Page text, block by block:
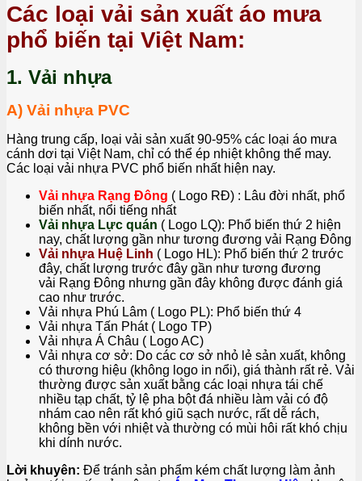
Các loại vải sản xuất áo mưa
phổ biến tại Việt Nam:
1. Vải nhựa
A) Vải nhựa PVC
Hàng trung cấp, loại vải sản xuất 90-95% các loại áo mưa
cánh dơi tại Việt Nam, chỉ có thể ép nhiệt không thể may.
Các loại vải nhựa PVC phổ biến nhất hiện nay.
Vải nhựa Rạng Đông ( Logo RĐ) : Lâu đời nhất, phổ
biến nhất, nổi tiếng nhất
Vải nhựa Lực quán ( Logo LQ): Phổ biến thứ 2 hiện
nay, chất lượng gần như tương đương vải Rạng Đông
Vải nhựa Huệ Linh ( Logo HL): Phổ biến thứ 2 trước
đây, chất lượng trước đây gần như tương đương
vải Rạng Đông nhưng gần đây không được đánh giá
cao như trước.
Vải nhựa Phú Lâm ( Logo PL): Phổ biến thứ 4
Vải nhựa Tấn Phát ( Logo TP)
Vải nhựa Á Châu ( Logo AC)
Vải nhựa cơ sở: Do các cơ sở nhỏ lẻ sản xuất, không
có thương hiệu (không logo in nổi), giá thành rất rẻ. Vải
thường được sản xuất bằng các loại nhựa tái chế
nhiều tạp chất, tỷ lệ pha bột đá nhiều làm vải có độ
nhám cao nên rất khó giũ sạch nước, rất dễ rách,
không bền với nhiệt và thường có mùi hôi rất khó chịu
khi dính nước.
Lời khuyên: Để tránh sản phẩm kém chất lượng làm ảnh